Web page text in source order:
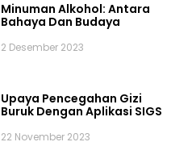
Minuman Alkohol: Antara
Bahaya Dan Budaya
2 Desember 2023
Upaya Pencegahan Gizi
Buruk Dengan Aplikasi SIGS
22 November 2023